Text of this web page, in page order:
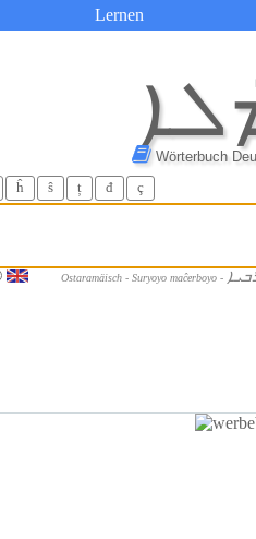
Lernen
Wörterbuch
ĥ ŝ ț đ ç
Ostaramäisch - Suryoyo maĉerboyo -